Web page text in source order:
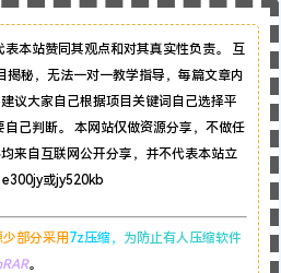
本站赞同其观点和对其真实性负责。 互
秘，无法一对一教学指导，每篇文章内
议大家自己根据项目关键词自己选择平
己判断。 本网站仅做资源分享，不做任
来自互联网公开分享，并不代表本站立
e300jy或jy520kb
部分采用 7z压缩， 为防止有人压缩软件
。